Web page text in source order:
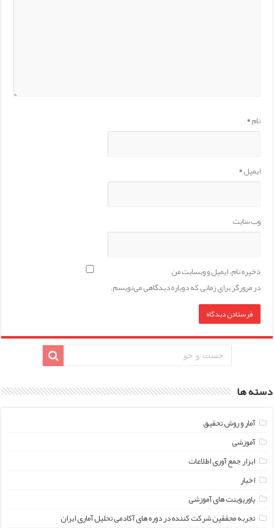
نام*
ایمیل*
وب‌ سایت
ذخیره نام، ایمیل و وبسایت من
در مرورگر برای زمانی که دوباره دیدگاهی می‌نویسم.
دسته ها
آمار و روش تحقیق
آموزشی
ابزار جمع آوری اطلاعات
اخبار
پاورپوینت های آموزشی
تجربه محققین شرکت کننده در دوره های آکادمی تحلیل آماری ایران